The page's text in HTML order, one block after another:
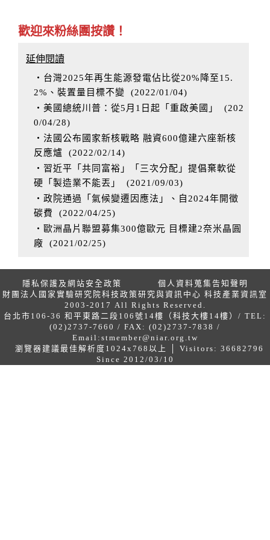
歡迎來粉絲團按讚！
延伸閱讀
‧台灣2025年再生能源發電佔比從20%降至15.
2%、裝置量目標不變 (2022/01/04)
‧美國總統川普：從5月1日起「重啟美國」
(202
0/04/28)
‧法國公布國家新核戰略 融資600億建六座新核
反應爐
(2022/02/14)
‧習近平「共同富裕」「三次分配」提倡棄軟從
硬「製造業不能丟」
(2021/09/03)
‧政院通過「氣候變遷因應法」、自2024年開徵
碳費
(2022/04/25)
‧歐洲晶片聯盟募集300億歐元 目標建2奈米晶圓
廠 (2021/02/25)
隱私保護及網站安全政策
個人資料蒐集告知聲明
財團法人國家實驗研究院科技政策研究與資訊中心 科技產業資訊室
2003-2017 All Rights Reserved.
台北市106-36 和平東路二段106號14樓（科技大樓14樓）/ TEL:
(02)2737-7660 / FAX: (02)2737-7838 /
Email: stmember@niar.org.tw
瀏覽器建議最佳解析度1024x768以上 │ Visitors: 36682796
Since 2012/03/10